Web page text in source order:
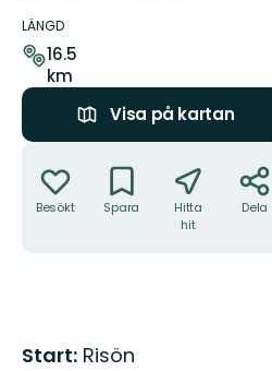
om
leden
LÄNGD
16.5
km
Visa på kartan
Besökt Spara
Hitta
hit
Dela
Beskrivning
Start: Risön